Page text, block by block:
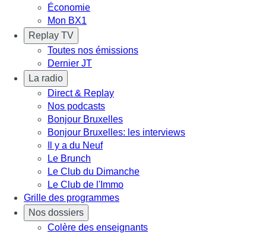
Économie
Mon BX1
Replay TV
Toutes nos émissions
Dernier JT
La radio
Direct & Replay
Nos podcasts
Bonjour Bruxelles
Bonjour Bruxelles: les interviews
Il y a du Neuf
Le Brunch
Le Club du Dimanche
Le Club de l'Immo
Grille des programmes
Nos dossiers
Colère des enseignants